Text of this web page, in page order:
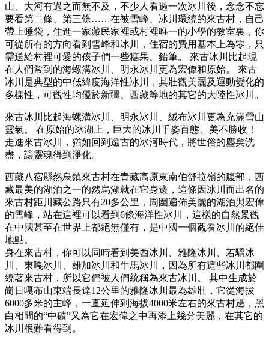
山、大河有過之而無不及，不少人看過一次冰川後，念念不忘
要看第二條、第三條……在被雪峰、冰川環繞的來古村，自己
帶上睡袋，住進一家藏民家裡或村裡唯一的小學的教室裏，你
可從所有的方向看到雪峰和冰川，住宿的費用基本上為零，只
需送給村裡可愛的孩子們一些糖果、鉛筆。 來古冰川比起現
在人們常到的海螺溝冰川、明永冰川更為宏偉和原始。 來古
冰川是典型的中低緯度海洋性冰川，其壯觀美麗及運動變化的
多樣性，可觀性均優於新疆、西藏等地的其它的大陸性冰川。
來古冰川比起海螺溝冰川、明永冰川、絨布冰川更為充滿雪山
靈氣。 在原始的冰湖上，巨大的冰川千姿百態、美不勝收！
走進來古冰川，猶如回到遠古的冰河時代，將世俗的塵矣洗
盡，讓靈魂得到淨化。
西藏八宿縣然烏鎮來古村在青藏高原東南伯舒拉嶺的腹部，西
藏最美的湖泊之一的然烏湖就在它身邊，這條因冰川而出名的
來古村距川藏公路只有20多公里，周圍遍佈美麗的湖泊與宏偉
的雪峰，站在這裡可以看到6條海洋性冰川，這樣的自然景觀
在中國甚至在世界上都絕無僅有，是中國一個觀看冰川的絕佳
地點。
身在來古村，你可以同時看到美西冰川、雅隆冰川、若驕冰
川、東嘎冰川、雄加冰川和牛馬冰川，因為所有這些冰川都圍
繞著來古村，所以它們被人們統稱為來古冰川。 其中生成於
崗日嘎布山東端長達12公里的雅隆冰川最為雄壯，它從海拔
6000多米的主峰，一直延伸到海拔4000米左右的來古村邊，黑
白相間的“中磧”又為它在宏偉之中再添上幾分美麗，在其它的
冰川很難看得到。